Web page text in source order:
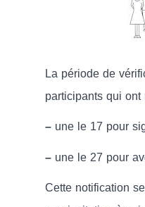
La période de
participants qui
– une le 17 pour
– une le 27 pour
Cette notification